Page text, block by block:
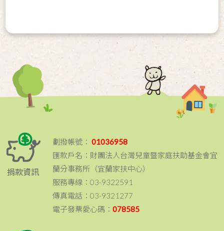
捐款資訊
劃撥帳號： 01036958
匯款戶名：財團法人台灣兒童暨家庭扶助基金會宜
蘭分事務所（宜蘭家扶中心）
服務專線：03-9322591
傳真電話：03-9321277
電子發票愛心碼：078585